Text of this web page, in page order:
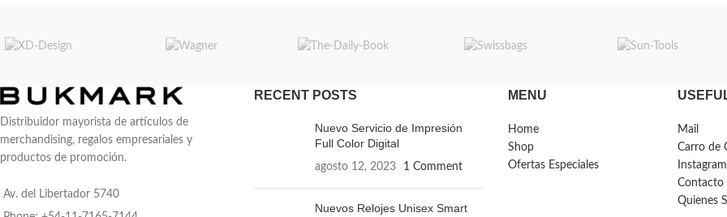
Distribuidor mayorista de artículos de
merchandising, regalos empresariales y
productos de promoción.
Av. del Libertador 5740
RECENT POSTS
Nuevo Servicio de Impresión
Full Color Digital
agosto 12, 2023 1 Comment
Nuevos Relojes Unisex Smart
MENU
Home
Shop
Ofertas Especiales
Mail
Carro de
Instagram
Contacto
Quienes